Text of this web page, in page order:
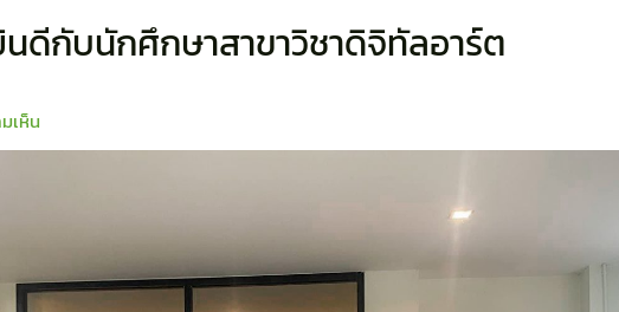
ดีกับนักศึกษาสาขาวิชาดิจิทัลอาร์ต
เห็น